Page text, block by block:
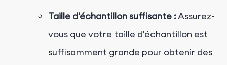
Taille d'échantillon suffisante :Assurez-
vous que votre taille d'échantillon est
suffisamment grande pour obtenir des